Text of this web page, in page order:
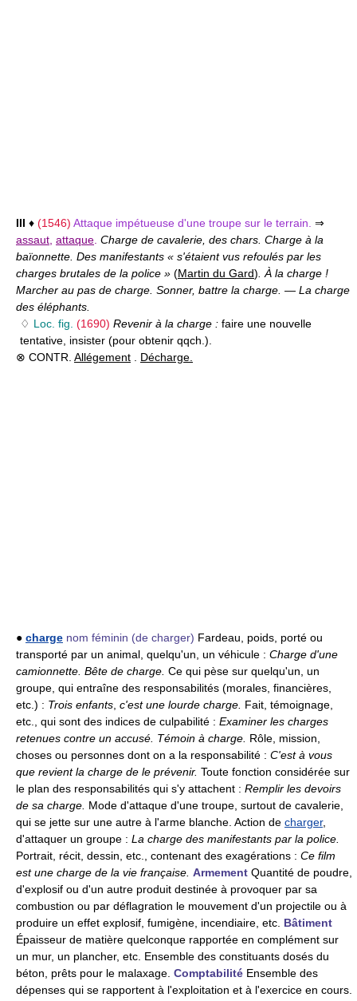
III ♦ (1546) Attaque impétueuse d'une troupe sur le terrain. ⇒
assaut, attaque. Charge de cavalerie, des chars. Charge à la
baïonnette. Des manifestants « s'étaient vus refoulés par les
charges brutales de la police » (Martin du Gard). À la charge !
Marcher au pas de charge. Sonner, battre la charge. — La charge
des éléphants.
♢ Loc. fig. (1690) Revenir à la charge : faire une nouvelle
tentative, insister (pour obtenir qqch.).
⊗ CONTR. Allégement . Décharge.
● charge nom féminin (de charger) Fardeau, poids, porté ou
transporté par un animal, quelqu'un, un véhicule : Charge d'une
camionnette. Bête de charge. Ce qui pèse sur quelqu'un, un
groupe, qui entraîne des responsabilités (morales, financières,
etc.) : Trois enfants, c'est une lourde charge. Fait, témoignage,
etc., qui sont des indices de culpabilité : Examiner les charges
retenues contre un accusé. Témoin à charge. Rôle, mission,
choses ou personnes dont on a la responsabilité : C'est à vous
que revient la charge de le prévenir. Toute fonction considérée sur
le plan des responsabilités qui s'y attachent : Remplir les devoirs
de sa charge. Mode d'attaque d'une troupe, surtout de cavalerie,
qui se jette sur une autre à l'arme blanche. Action de charger,
d'attaquer un groupe : La charge des manifestants par la police.
Portrait, récit, dessin, etc., contenant des exagérations : Ce film
est une charge de la vie française. Armement Quantité de poudre,
d'explosif ou d'un autre produit destinée à provoquer par sa
combustion ou par déflagration le mouvement d'un projectile ou à
produire un effet explosif, fumigène, incendiaire, etc. Bâtiment
Épaisseur de matière quelconque rapportée en complément sur
un mur, un plancher, etc. Ensemble des constituants dosés du
béton, prêts pour le malaxage. Comptabilité Ensemble des
dépenses qui se rapportent à l'exploitation et à l'exercice en cours.